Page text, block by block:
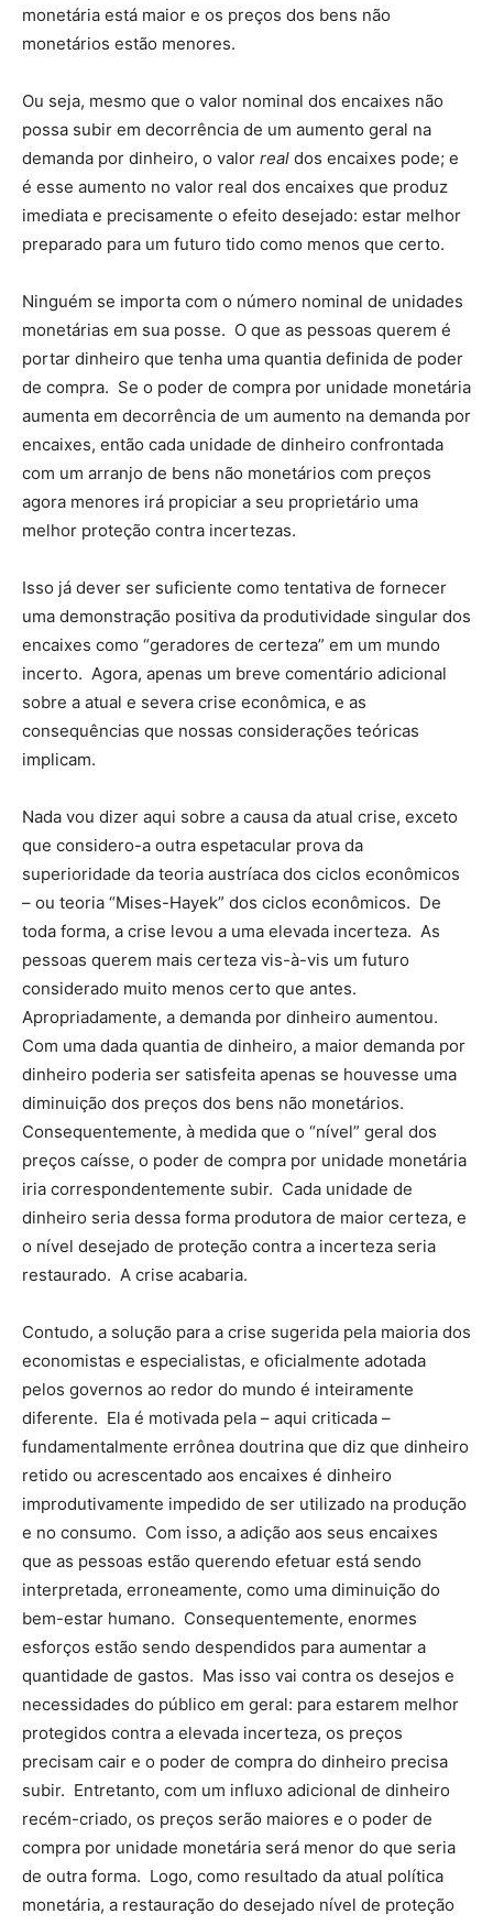
monetária está maior e os preços dos bens não
monetários estão menores.
Ou seja, mesmo que o valor nominal dos encaixes não
possa subir em decorrência de um aumento geral na
demanda por dinheiro, o valor real dos encaixes pode; e
é esse aumento no valor real dos encaixes que produz
imediata e precisamente o efeito desejado: estar melhor
preparado para um futuro tido como menos que certo.
Ninguém se importa com o número nominal de unidades
monetárias em sua posse. O que as pessoas querem é
portar dinheiro que tenha uma quantia definida de poder
de compra. Se o poder de compra por unidade monetária
aumenta em decorrência de um aumento na demanda por
encaixes, então cada unidade de dinheiro confrontada
com um arranjo de bens não monetários com preços
agora menores irá propiciar a seu proprietário uma
melhor proteção contra incertezas.
Isso já dever ser suficiente como tentativa de fornecer
uma demonstração positiva da produtividade singular dos
encaixes como “geradores de certeza” em um mundo
incerto. Agora, apenas um breve comentário adicional
sobre a atual e severa crise econômica, e as
consequências que nossas considerações teóricas
implicam.
Nada vou dizer aqui sobre a causa da atual crise, exceto
que considero-a outra espetacular prova da
superioridade da teoria austríaca dos ciclos econômicos
– ou teoria “Mises-Hayek” dos ciclos econômicos. De
toda forma, a crise levou a uma elevada incerteza. As
pessoas querem mais certeza vis-à-vis um futuro
considerado muito menos certo que antes.
Apropriadamente, a demanda por dinheiro aumentou.
Com uma dada quantia de dinheiro, a maior demanda por
dinheiro poderia ser satisfeita apenas se houvesse uma
diminuição dos preços dos bens não monetários.
Consequentemente, à medida que o “nível” geral dos
preços caísse, o poder de compra por unidade monetária
iria correspondentemente subir. Cada unidade de
dinheiro seria dessa forma produtora de maior certeza, e
o nível desejado de proteção contra a incerteza seria
restaurado. A crise acabaria.
Contudo, a solução para a crise sugerida pela maioria dos
economistas e especialistas, e oficialmente adotada
pelos governos ao redor do mundo é inteiramente
diferente. Ela é motivada pela – aqui criticada –
fundamentalmente errônea doutrina que diz que dinheiro
retido ou acrescentado aos encaixes é dinheiro
improdutivamente impedido de ser utilizado na produção
e no consumo. Com isso, a adição aos seus encaixes
que as pessoas estão querendo efetuar está sendo
interpretada, erroneamente, como uma diminuição do
bem-estar humano. Consequentemente, enormes
esforços estão sendo despendidos para aumentar a
quantidade de gastos. Mas isso vai contra os desejos e
necessidades do público em geral: para estarem melhor
protegidos contra a elevada incerteza, os preços
precisam cair e o poder de compra do dinheiro precisa
subir. Entretanto, com um influxo adicional de dinheiro
recém-criado, os preços serão maiores e o poder de
compra por unidade monetária será menor do que seria
de outra forma. Logo, como resultado da atual política
monetária, a restauração do desejado nível de proteção